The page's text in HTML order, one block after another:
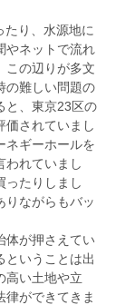
り、水源地に
やネットで流れ
この辺りが多文
の難しい問題の
と、東京23区の
価されていまし
ネギーホールを
われていまし
ったりしまし
りながらもバッ
体が押さえてい
ということは出
高い土地や立
律ができてきま